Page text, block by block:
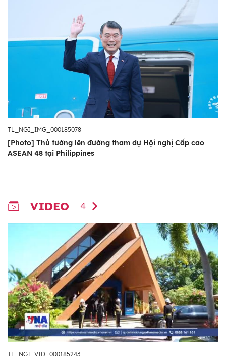
TL_NGI_IMG_000185078
[Photo] Thủ tướng lên đường tham dự Hội nghị Cấp cao
ASEAN 48 tại Philippines
VIDEO 4
TL_NGI_VID_000185243